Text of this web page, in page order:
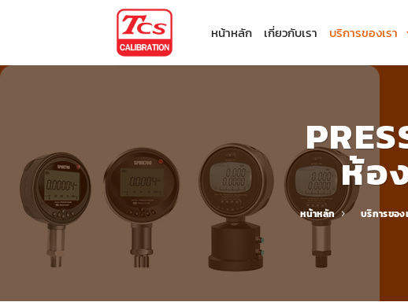
เนื้อหา
หน้าหลัก เกี่ยวกับเรา บริการของเรา
ห้อ
หน้าหลัก บริการของ